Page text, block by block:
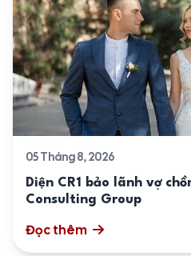
05 Tháng 8, 2026
Diện CR1 bảo lãnh vợ
Consulting Group
Đọc thêm